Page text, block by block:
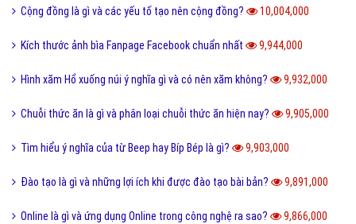
Cộng đồng là gì và các yếu tố tạo nên cộng đồng? 10,004,000
Kích thước ảnh bìa Fanpage Facebook chuẩn nhất 9,944,000
Hình xăm Hổ xuống núi ý nghĩa gì và có nên xăm không? 9,932,000
Chuỗi thức ăn là gì và phân loại chuỗi thức ăn hiện nay? 9,905,000
Tìm hiểu ý nghĩa của từ Beep hay Bíp Bép là gì? 9,903,000
Đào tạo là gì và những lợi ích khi được đào tạo bài bản? 9,891,000
Online là gì và ứng dụng Online trong công nghệ ra sao? 9,866,000